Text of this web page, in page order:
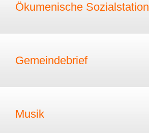
Ökumenische Sozialstation
Gemeindebrief
Musik